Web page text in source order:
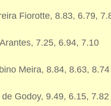
Fiorotte, 8.83, 6.79,
7.25, 6.94, 7.10
Meira, 8.84, 8.63, 8.74
Godoy, 9.49, 6.15, 7.82